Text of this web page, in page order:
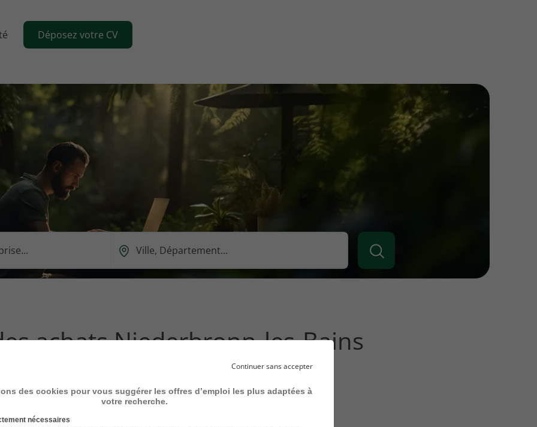
Déposez votre CV
Ou
ce
rechercher
?
achats Niederbronn-les-Bains
à votre recherche
Continuer sans accepter
des cookies pour vous suggérer les offres d’emploi les plus adaptées à
votre recherche.
nécessaires